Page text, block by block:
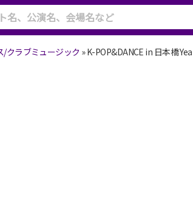
/クラブミュージック »K-POP&DANCE in 日本橋
K-